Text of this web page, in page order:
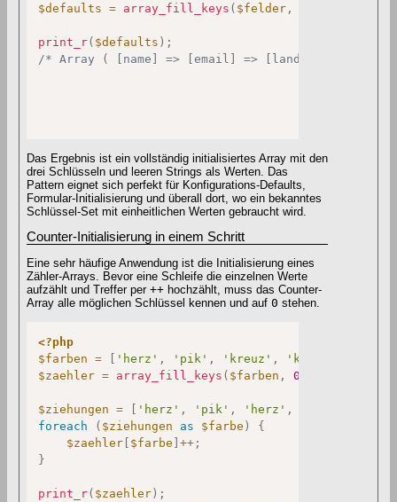
$defaults = array_fill_keys ( $felder ,
print_r( $defaults ) ;
/* Array ( [name] => [email] => [land] => ) */
Das Ergebnis ist ein vollständig initialisiertes Array mit den
drei Schlüsseln und leeren Strings als Werten. Das
Pattern eignet sich perfekt für Konfigurations-Defaults,
Formular-Initialisierung und überall dort, wo ein bekanntes
Schlüssel-Set mit einheitlichen Werten gebraucht wird.
Counter-Initialisierung in einem Schritt
Eine sehr häufige Anwendung ist die Initialisierung eines
Zähler-Arrays. Bevor eine Schleife die einzelnen Werte
aufzählt und Treffer per ++ hochzählt, muss das Counter-
Array alle möglichen Schlüssel kennen und auf 0 stehen.
<?php
$farben
= 'herz' , 'pik' , 'kreuz' , 'karo'
$zaehler = array_fill_keys ( $farben , 0
$ziehungen = 'herz' , 'pik' , 'herz' ,
foreach
( $ziehungen as $farbe )
{
$zaehler $farbe ]++ ;
}
print_r( $zaehler ) ;